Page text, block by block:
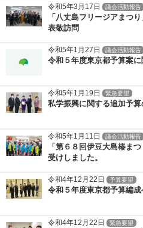
令和5年3月17日 議会活動報告
「八丈島フリージアまつ
表敬訪問
令和5年1月27日 議会活動報告
令和５年度東京都予算案
令和5年1月19日 緊急要望
私学振興に関する追加予
令和5年1月11日 議会活動報告
「第６８回伊豆大島椿ま
受けしました。
令和4年12月22日 予算要望
令和５年度東京都予算編
令和4年12月22日 緊急要望